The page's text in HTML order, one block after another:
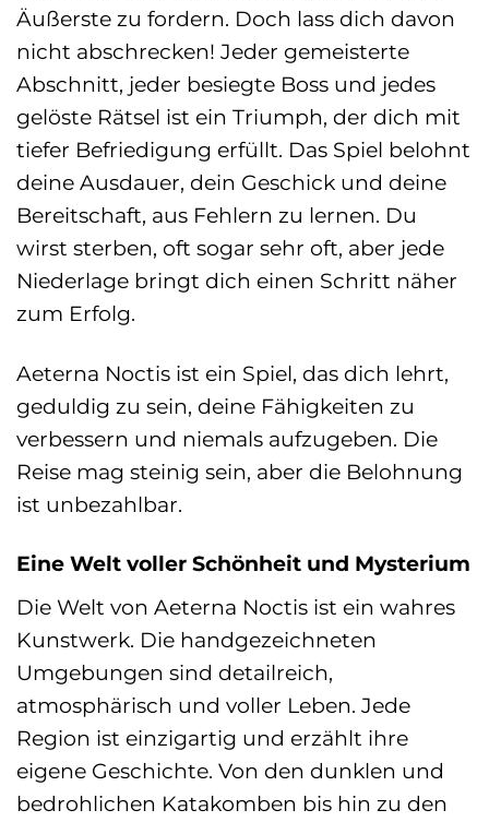
Äußerste zu fordern. Doch lass dich davon
nicht abschrecken! Jeder gemeisterte
Abschnitt, jeder besiegte Boss und jedes
gelöste Rätsel ist ein Triumph, der dich mit
tiefer Befriedigung erfüllt. Das Spiel belohnt
deine Ausdauer, dein Geschick und deine
Bereitschaft, aus Fehlern zu lernen. Du
wirst sterben, oft sogar sehr oft, aber jede
Niederlage bringt dich einen Schritt näher
zum Erfolg.
Aeterna Noctis ist ein Spiel, das dich lehrt,
geduldig zu sein, deine Fähigkeiten zu
verbessern und niemals aufzugeben. Die
Reise mag steinig sein, aber die Belohnung
ist unbezahlbar.
Eine Welt voller Schönheit und Mysterium
Die Welt von Aeterna Noctis ist ein wahres
Kunstwerk. Die handgezeichneten
Umgebungen sind detailreich,
atmosphärisch und voller Leben. Jede
Region ist einzigartig und erzählt ihre
eigene Geschichte. Von den dunklen und
bedrohlichen Katakomben bis hin zu den